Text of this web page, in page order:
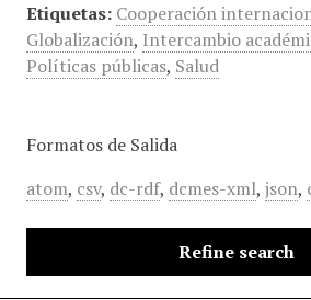
Etiquetas: Cooperación
Globalización, Intercambio
Políticas públicas, Salud
Formatos de Salida
atom, csv, dc-rdf, dcmes-xml, json,
Refine search